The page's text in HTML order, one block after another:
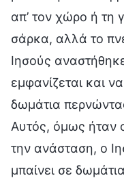
απ’ τον χώρο ή τη
σάρκα, αλλά το
Ιησούς
εμφανίζεται και
δωμάτια
Αυτός, όμως ήταν
την ανάσταση, ο
μπαίνει σε